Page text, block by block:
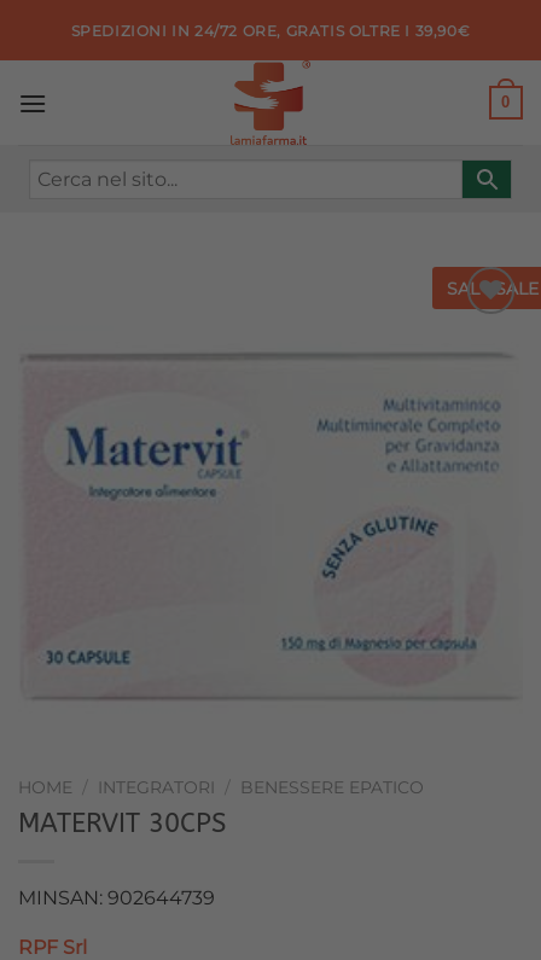
SPEDIZIONI IN 24/72 ORE, GRATIS OLTRE I 39,90€
0
SALE SALE
alla lista
desideri
HOME / INTEGRATORI / BENESSERE EPATICO
MATERVIT 30CPS
MINSAN: 902644739
RPF Srl